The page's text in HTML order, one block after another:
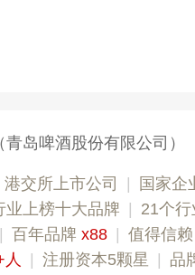
（青岛啤酒股份有限公司）
港交所上市公司 国家企
业上榜十大品牌 21个
百年品牌 x88 值得信赖
人 注册资本5颗星 品